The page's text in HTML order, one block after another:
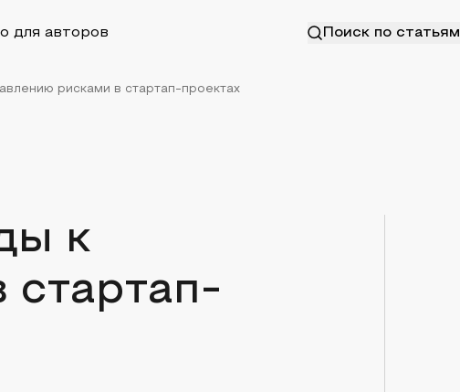
для авторов Поиск по статьям
рисками в стартап-проектах
к
стартап-